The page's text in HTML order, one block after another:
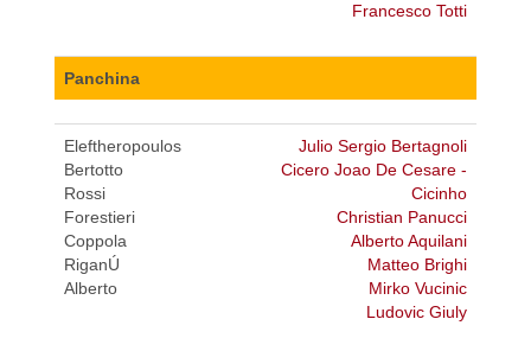
Francesco Totti
Panchina
Eleftheropoulos
Bertotto
Rossi
Forestieri
Coppola
RiganÚ
Alberto
Julio Sergio Bertagnoli
Cicero Joao De Cesare -
Cicinho
Christian Panucci
Alberto Aquilani
Matteo Brighi
Mirko Vucinic
Ludovic Giuly